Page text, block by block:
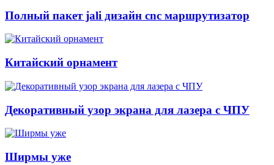
Полный пакет jali дизайн cnc маршрутизатор
Китайский орнамент
Декоративный узор экрана для лазера с ЧПУ
Ширмы уже